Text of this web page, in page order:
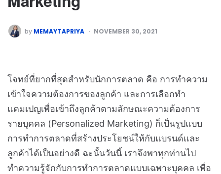
by MEMAYTAPRIYA NOVEMBER 30, 2021
โจทย์ที่ยากที่สุดสำหรับนักการตลาด คือ การทำความ
เข้าใจความต้องการของลูกค้า และการเลือกทำ
แคมเปญเพื่อเข้าถึงลูกค้าตามลักษณะความต้องการ
รายบุคคล (Personalized Marketing) ก็เป็นรูปแบบ
การทำการตลาดที่สร้างประโยชน์ให้กับแบรนด์และ
ลูกค้าได้เป็นอย่างดี ฉะนั้นวันนี้ เราจึงพาทุกท่านไป
ทำความรู้จักกับการทำการตลาดแบบเฉพาะบุคคล เพื่อ